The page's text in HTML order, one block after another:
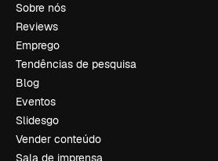
Sobre nós
Reviews
Emprego
Tendências de pesquisa
Blog
Eventos
Slidesgo
Vender conteúdo
Sala de imprensa